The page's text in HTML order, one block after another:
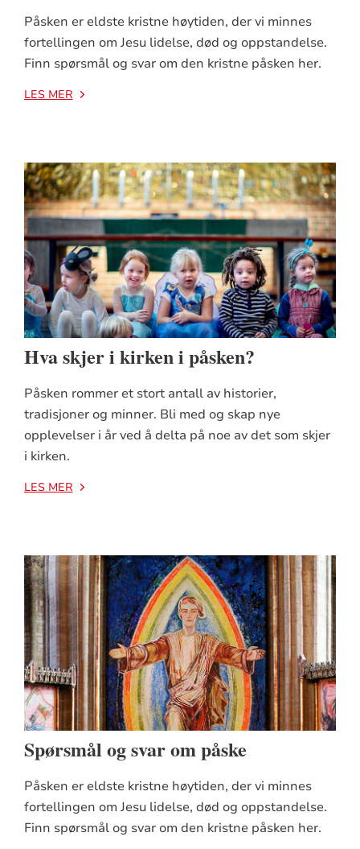
Påsken er eldste kristne høytiden, der vi minnes
fortellingen om Jesu lidelse, død og oppstandelse.
Finn spørsmål og svar om den kristne påsken her.
LES MER
Hva skjer i kirken i påsken?
Påsken rommer et stort antall av historier,
tradisjoner og minner. Bli med og skap nye
opplevelser i år ved å delta på noe av det som skjer
i kirken.
LES MER
Spørsmål og svar om påske
Påsken er eldste kristne høytiden, der vi minnes
fortellingen om Jesu lidelse, død og oppstandelse.
Finn spørsmål og svar om den kristne påsken her.